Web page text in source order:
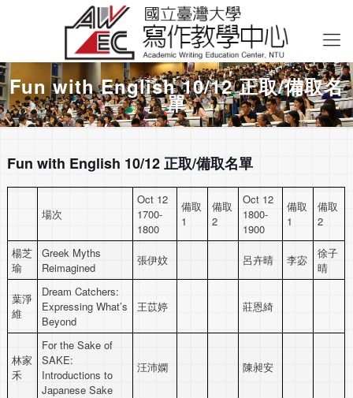
Fun with English 10/12 正取/備取名
單
Fun with English 10/12 正取/備取名單
場次
Oct 12
1700-
1800
備取
1
備取
2
Oct 12
1800-
1900
備取
1
備取
2
楊芝
瑜
Greek Myths
Reimagined
張伊妏 呂卉晴 李宓
徐子
晴
葉淨
維
Dream Catchers:
Expressing What’s
Beyond
王苡婷 莊恩綺
林家
禾
For the Sake of
SAKE:
Introductions to
Japanese Sake
汪沛嫻 陳昶安